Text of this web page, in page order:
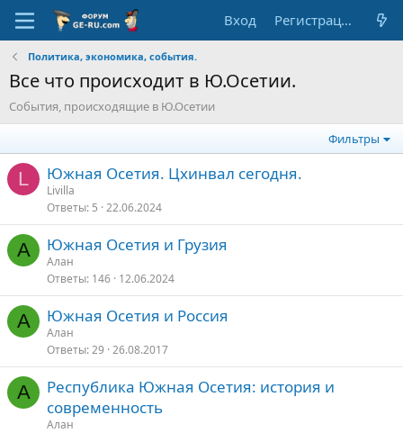
Вход Регистрация
Политика, экономика, события.
Все что происходит в Ю.Осетии.
События, происходящие в Ю.Осетии
Фильтры
L Южная Осетия. Цхинвал сегодня.
Livilla
Ответы 5 22.06.2024
А Южная Осетия и Грузия
Алан
Ответы 146 12.06.2024
А Южная Осетия и Россия
Алан
Ответы 29 26.08.2017
А
Республика Южная Осетия: история и
современность
Алан